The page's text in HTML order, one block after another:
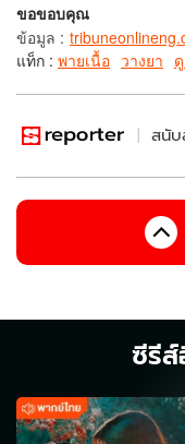
ขอขอบคุณ
ข้อมูล :
แท็ก : พายเนื้อ วางยา
สนับ
ซีรี